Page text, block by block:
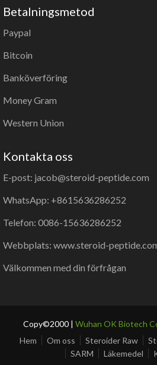
Betalningsmetod
Paypal
Bitcoin
Banköverföring
Money Gram
Western Union
Kontakta oss
E-post: jacob@steroid-peptide.com
WhatsApp: +8615636286252
Telefon: 0086-15636286252
Webbplats: www.steroid-
Välkommen med din förfrågan
Copy©2000 | Wuhan OK Biotech
Hem
Om oss Steroider Raw
SARM
Läkemedel